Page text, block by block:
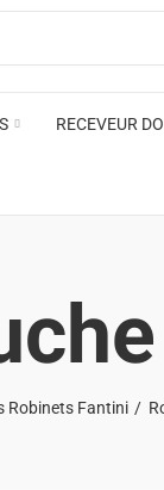
RECEVEUR
Robinets Fantini